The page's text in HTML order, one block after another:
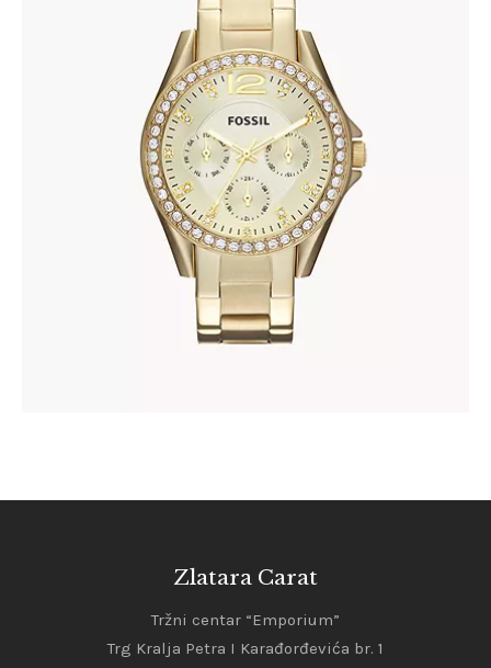
FOSSIL ES3203
345 00 KM
Zlatara Carat
Tržni centar “Emporium”
Trg Kralja Petra I Karađorđevića br. 1